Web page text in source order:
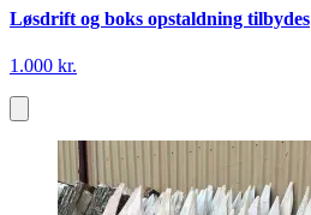
Løsdrift og boks opstaldning tilbydes
1.000 kr.